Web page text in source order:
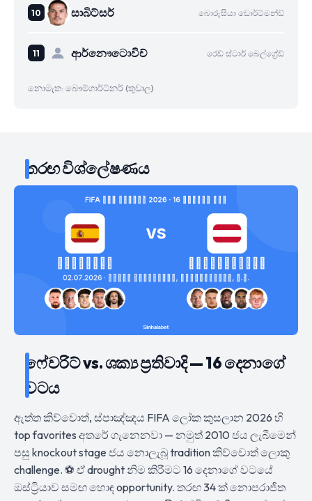
සාබිට්සර් බොරූසියා ඩොර්ට්මන්ඩ්
ආර්නෞටොවිච් රෙඩ් ස්ටාර් බෙල්ග්‍රේඩ්
නොමැත: බෞම්ගාර්ට්නර් (තුවාල)
තරඟ විශ්ලේෂණය
ෆේවරිට් vs. ශක්‍ය ප්‍රතිවාදි — 16 දෙනාගේ
වටය
ඇත්ත කිව්වොත්, ස්පාඤ්ඤය FIFA ලෝක කුසලාන 2026 හි
top favorites අතරේ ගැනෙනවා — නමුත් 2010 ජය ලැබීමෙන්
පසු knockout stage ජය නොලැබූ tradition කිව්වොත් ලොකු
challenge. ⚽ ඒ drought නිම කිරීමට 16 දෙනාගේ වටයේ
ඔස්ට්‍රියාව සමඟ හොඳ opportunity. තරඟ 34 ක් නොපරාජිත